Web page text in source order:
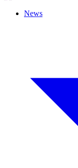
News